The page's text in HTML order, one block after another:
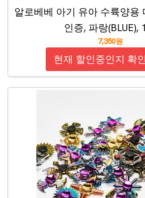
알로베베 아기 유아 수륙양용
인증, 파랑(BLUE),
7,350원
현재 할인중인지 확